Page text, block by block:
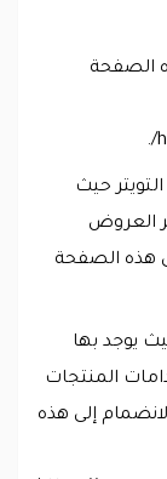
الصفحة
حيث
العروض
هذه الصفحة
يوجد بها
المنتجات
إلى هذه